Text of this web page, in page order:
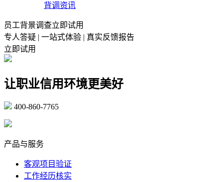
背调资讯
员工背景调查立即试用
专人答疑 | 一站式体验 | 真实反馈报告
立即试用
让职业信用环境更美好
400-860-7765
产品与服务
客观项目验证
工作经历核实